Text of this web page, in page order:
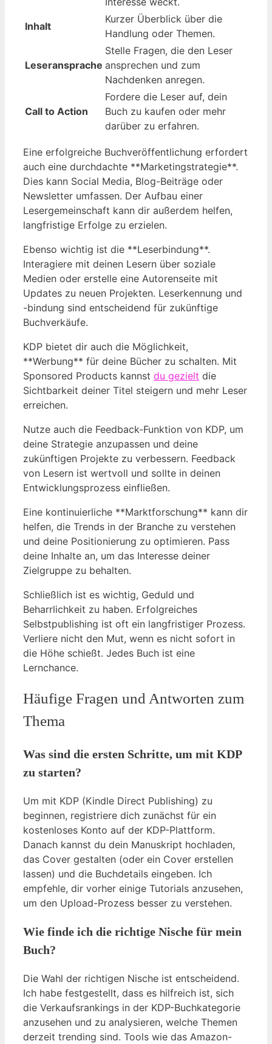
Inhalt
Kurzer Überblick über die
Handlung oder Themen.
Leseransprache
Stelle Fragen, die den Leser
ansprechen und zum
Nachdenken anregen.
Call to Action
Fordere die Leser auf, dein
Buch zu kaufen oder mehr
darüber zu erfahren.
Eine erfolgreiche Buchveröffentlichung erfordert
auch eine durchdachte **Marketingstrategie**.
Dies kann Social Media, Blog-Beiträge oder
Newsletter umfassen. Der Aufbau einer
Lesergemeinschaft kann dir außerdem helfen,
langfristige Erfolge zu erzielen.
Ebenso wichtig ist die **Leserbindung**.
Interagiere mit deinen Lesern über soziale
Medien oder erstelle eine Autorenseite mit
Updates zu neuen Projekten. Leserkennung und
-bindung sind entscheidend für zukünftige
Buchverkäufe.
KDP bietet dir auch die Möglichkeit,
**Werbung** für deine Bücher zu schalten. Mit
Sponsored Products kannst du gezielt die
Sichtbarkeit deiner Titel steigern und mehr Leser
erreichen.
Nutze auch die Feedback-Funktion von KDP, um
deine Strategie anzupassen und deine
zukünftigen Projekte zu verbessern. Feedback
von Lesern ist wertvoll und sollte in deinen
Entwicklungsprozess einfließen.
Eine kontinuierliche **Marktforschung** kann dir
helfen, die Trends in der Branche zu verstehen
und deine Positionierung zu optimieren. Pass
deine Inhalte an, um das Interesse deiner
Zielgruppe zu behalten.
Schließlich ist es wichtig, Geduld und
Beharrlichkeit zu haben. Erfolgreiches
Selbstpublishing ist oft ein langfristiger Prozess.
Verliere nicht den Mut, wenn es nicht sofort in
die Höhe schießt. Jedes Buch ist eine
Lernchance.
Häufige Fragen und Antworten zum
Thema
Was sind die ersten Schritte, um mit KDP
zu starten?
Um mit KDP (Kindle Direct Publishing) zu
beginnen, registriere dich zunächst für ein
kostenloses Konto auf der KDP-Plattform.
Danach kannst du dein Manuskript hochladen,
das Cover gestalten (oder ein Cover erstellen
lassen) und die Buchdetails eingeben. Ich
empfehle, dir vorher einige Tutorials anzusehen,
um den Upload-Prozess besser zu verstehen.
Wie finde ich die richtige Nische für mein
Buch?
Die Wahl der richtigen Nische ist entscheidend.
Ich habe festgestellt, dass es hilfreich ist, sich
die Verkaufsrankings in der KDP-Buchkategorie
anzusehen und zu analysieren, welche Themen
derzeit trending sind. Tools wie das Amazon-